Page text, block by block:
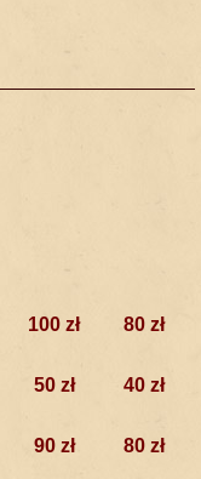
100 zł 80 zł
50 zł 40 zł
90 zł 80 zł